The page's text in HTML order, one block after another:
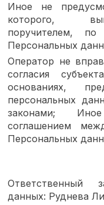
Иное не
которого,
поручителем, по
Персональных
Оператор не
согласия
основаниях,
персональных
законами;
Иное
соглашением
Персональных
Ответственный
данных: Руднева